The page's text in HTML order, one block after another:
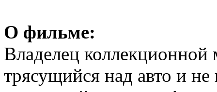
О фильме:
Владелец
трясущийся над авто и